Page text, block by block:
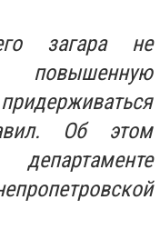
загара не
Об этом